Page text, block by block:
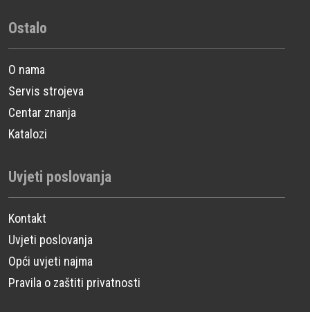
Ostalo
O nama
Servis strojeva
Centar znanja
Katalozi
Uvjeti poslovanja
Kontakt
Uvjeti poslovanja
Opći uvjeti najma
Pravila o zaštiti privatnosti